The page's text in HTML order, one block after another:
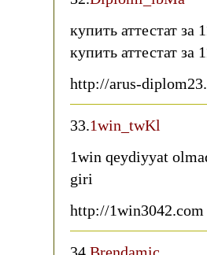
купить аттестат за
купить аттестат за
http://arus-
33.1win_twKl
1win qeydiyyat
giri
http://1win3042.com